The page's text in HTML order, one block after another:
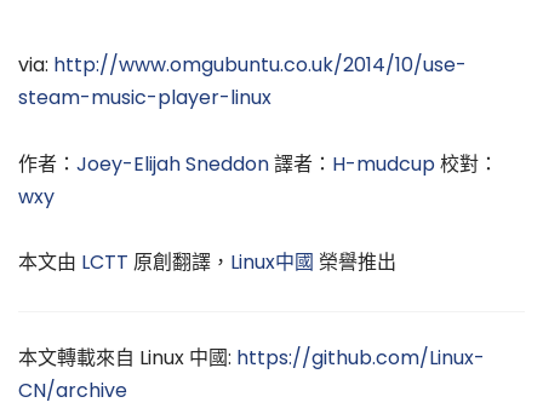
via: http://www.omgubuntu.co.uk/2014/10/use-
steam-music-player-linux
作者： Joey-Elijah Sneddon譯者： H-mudcup校對：
wxy
本文由 LCTT 原創翻譯， Linux中國 榮譽推出
本文轉載來自 Linux 中國: https://github.com/Linux-
CN/archive